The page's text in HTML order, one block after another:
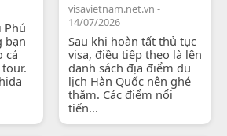
Phú
bạn
cá
visavietnam.net.vn -
14/07/2026
Sau khi hoàn tất thủ tục
visa, điều tiếp theo là lên
danh sách địa điểm du
lịch Hàn Quốc nên ghé
thăm. Các điểm nổi
tiến...